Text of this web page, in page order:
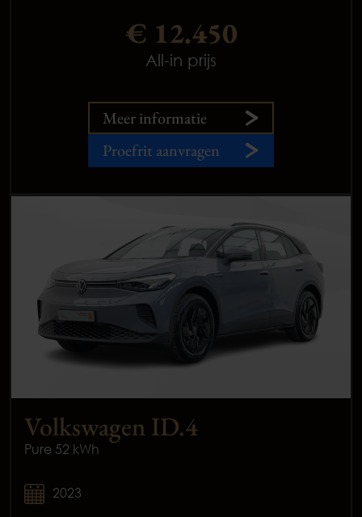
€ 12.450
All-in prijs
Meer informatie
Proefrit aanvragen
Volkswagen ID.4
Pure 52 kWh
2023